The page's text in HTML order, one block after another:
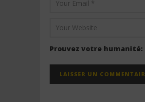
Prouvez votre humanité: